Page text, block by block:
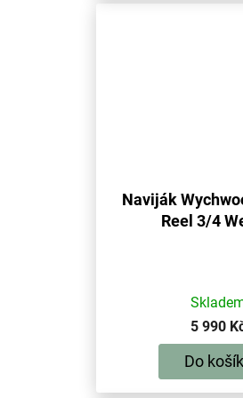
Naviják
Reel 3/4
5 990
Do